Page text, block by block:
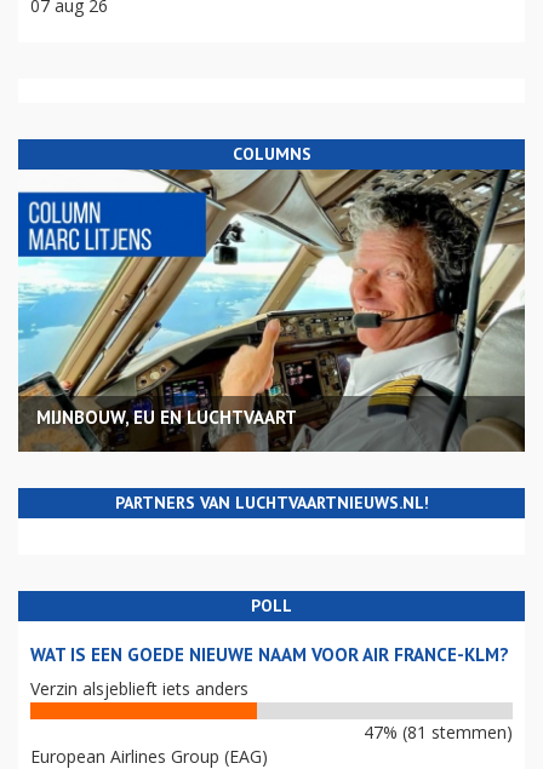
07 aug 26
COLUMNS
MIJNBOUW, EU EN LUCHTVAART
PARTNERS VAN LUCHTVAARTNIEUWS.NL!
POLL
WAT IS EEN GOEDE NIEUWE NAAM VOOR AIR FRANCE-KLM?
Verzin alsjeblieft iets anders
47% (81 stemmen)
European Airlines Group (EAG)